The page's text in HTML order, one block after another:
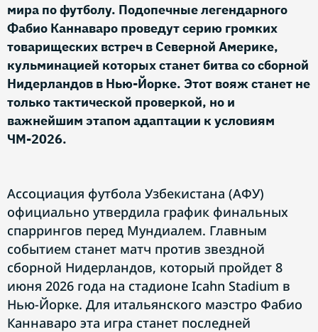
мира по футболу. Подопечные легендарного
Фабио Каннаваро проведут серию громких
товарищеских встреч в Северной Америке,
кульминацией которых станет битва со сборной
Нидерландов в Нью-Йорке. Этот вояж станет не
только тактической проверкой, но и
важнейшим этапом адаптации к условиям
ЧМ-2026.
Ассоциация футбола Узбекистана (АФУ)
официально утвердила график финальных
спаррингов перед Мундиалем. Главным
событием станет матч против звездной
сборной Нидерландов, который пройдет 8
июня 2026 года на стадионе Icahn Stadium в
Нью-Йорке. Для итальянского маэстро Фабио
Каннаваро эта игра станет последней